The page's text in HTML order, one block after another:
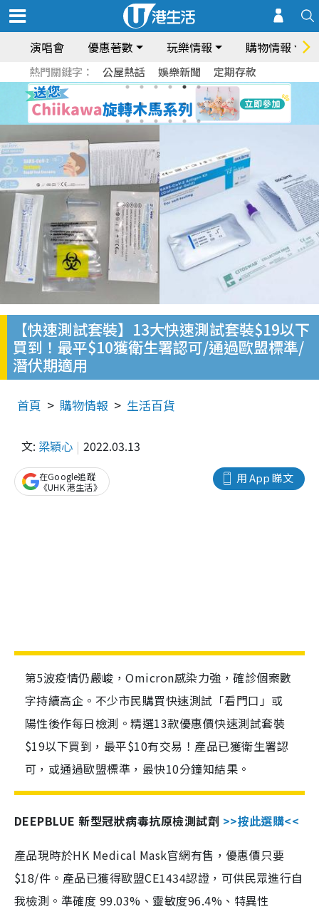
演唱會 優惠著數 玩樂情報 購物情報
熱門關鍵字： 公屋熱話 娛樂新聞 定期存款
【快速測試套裝】13大快速測試套裝$19以下
買到！最平$10獲衛生署認可/通過歐盟標準/
潛伏期適用
首頁 購物情報 生活百貨
文: 梁穎心 2022.03.13
用 App 睇文
在Google追蹤
《UHK 港生活》
第5波疫情仍嚴峻，Omicron感染力強，確診個案數
字持續高企。不少市民購買快速測試「看門口」或
陽性後作每日檢測。精選13款優惠價快速測試套裝
$19以下買到，最平$10有交易！產品已獲衛生署認
可，或通過歐盟標準，最快10分鐘知結果。
DEEPBLUE 新型冠狀病毒抗原檢測試劑 >>按此選購<<
產品現時於HK Medical Mask官網有售，優惠價只要
$18/件。產品已獲得歐盟CE1434認證，可供民眾進行自
我檢測。準確度 99.03%、靈敏度96.4%、特異性